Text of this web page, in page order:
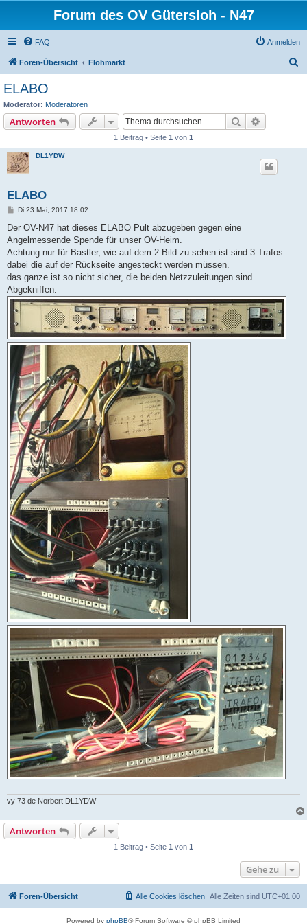
Forum des OV Gütersloh - N47
FAQ Anmelden
Foren-Übersicht Flohmarkt
ELABO
Moderator: Moderatoren
Antworten Suche
1 Beitrag • Seite 1 von 1
DL1YDW
ELABO
B
i
r
a
Di 23 Mai, 2017 18:02
Der OV-N47 hat dieses ELABO Pult abzugeben gegen eine
Angelmessende Spende für unser OV-Heim.
Achtung nur für Bastler, wie auf dem 2.Bild zu sehen ist sind 3 Trafos
dabei die auf der Rückseite angesteckt werden müssen.
das ganze ist so nicht sicher, die beiden Netzzuleitungen sind
Abgekniffen.
vy 73 de Norbert DL1YDW
Antworten
1 Beitrag • Seite 1 von 1
Gehe zu
Foren-Übersicht Alle Zeiten sind UTC+01:00
Alle Cookies löschen
Powered by phpBB® Forum Software © phpBB Limited